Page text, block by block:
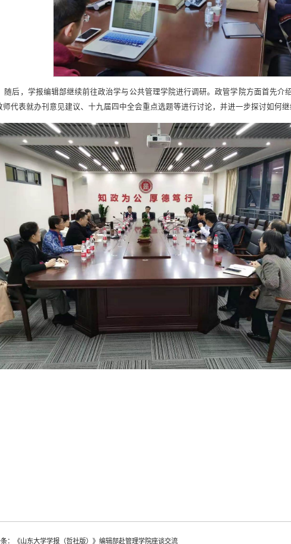
随后，学报编辑部继续前往政治学与公共管理学院进行调研。政管学院方面首先介
师代表就办刊意见建议、十九届四中全会重点选题等进行讨论，并进一步探讨如何继
：《山东大学学报（哲社版）》编辑部赴管理学院座谈交流